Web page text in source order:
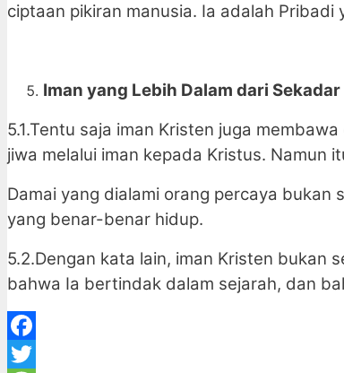
ciptaan pikiran manusia. Ia adalah
Iman yang Lebih Dalam dari
5.1.Tentu saja iman Kristen juga
jiwa melalui iman kepada Kristus. Namun
Damai yang dialami orang percaya bukan
yang benar-benar hidup.
5.2.Dengan kata lain, iman Kristen bukan
bahwa Ia bertindak dalam sejarah, dan
Facebook